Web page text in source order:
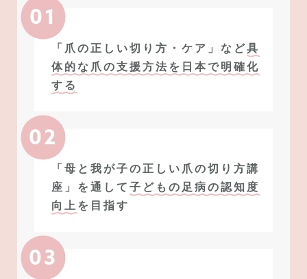
01
「爪の正しい切り方・ケア」など具
体的な爪の支援方法を日本で明確化
する
02
「母と我が子の正しい爪の切り方講
座」を通して 子どもの足病の認知度
向上 を目指す
03